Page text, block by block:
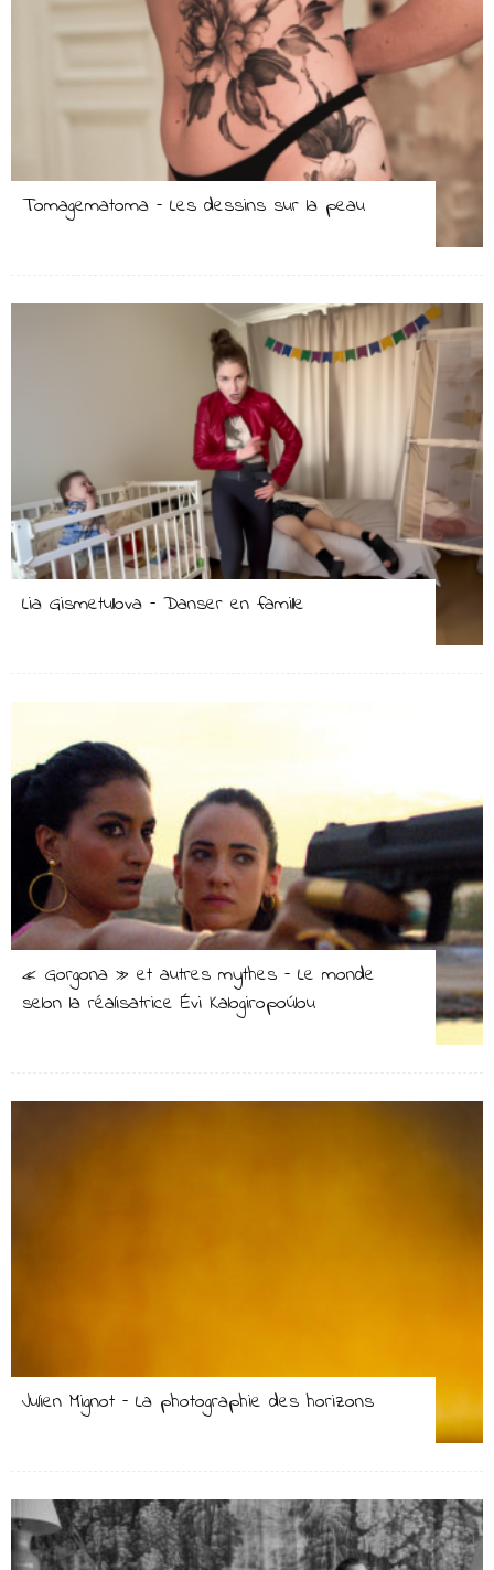
Tomagematoma – Les dessins sur la peau
Lia Gismetullova – Danser en famille
« Gorgona » et autres mythes – Le monde
selon la réalisatrice Évi Kalogiropoúlou
Julien Mignot – La photographie des horizons